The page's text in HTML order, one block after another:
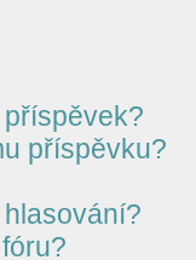
příspěvku?